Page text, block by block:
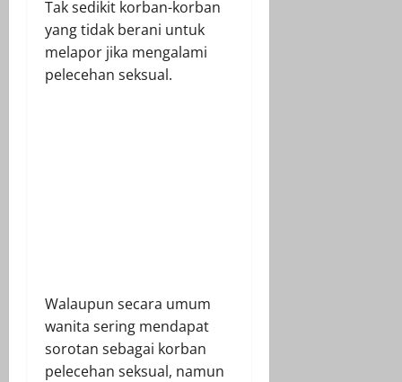
Tak sedikit korban-korban
yang tidak berani untuk
melapor jika mengalami
pelecehan seksual.
Walaupun secara umum
wanita sering mendapat
sorotan sebagai korban
pelecehan seksual, namun